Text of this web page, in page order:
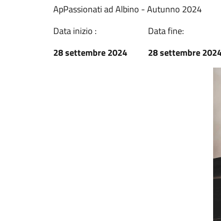
ApPassionati ad Albino - Autunno 2024
Data inizio :
28 settembre 2024
Data fine:
28 settembre